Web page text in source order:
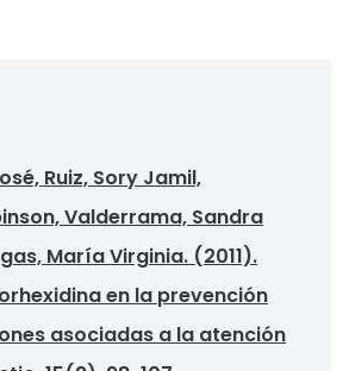
Ruiz, Sory Jamil,
Valderrama, Sandra
María Virginia. (2011).
en la prevención
asociadas a la atención